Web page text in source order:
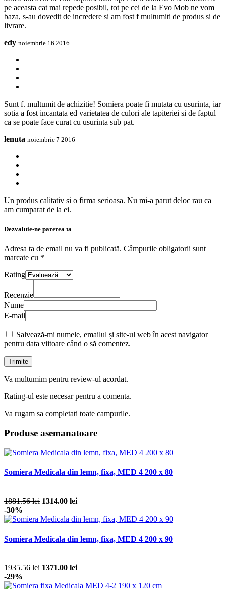
pe aceasta cat mai repede posibil, tot pe cei de la Evo Mob ne vom
baza, s-au dovedit de incredere si am fost f multumiti de produs si de
livrare.
edy noiembrie 16 2016
Sunt f. multumit de achizitie! Somiera poate fi mutata cu usurinta, iar
sotia a fost incantata ed varietatea de culori ale tapiteriei si de faptul
ca se poate face curat cu usurinta sub pat.
lenuta noiembrie 7 2016
Un produs calitativ si o firma serioasa. Nu mi-a parut deloc rau ca
am cumparat de la ei.
Dezvaluie-ne parerea ta
Adresa ta de email nu va fi publicată. Câmpurile obligatorii sunt
marcate cu *
Rating
Recenzie
Nume
E-mail
Salvează-mi numele, emailul și site-ul web în acest navigator
pentru data viitoare când o să comentez.
Va multumim pentru review-ul acordat.
Rating-ul este necesar pentru a comenta.
Va rugam sa completati toate campurile.
Produse asemanatoare
Somiera Medicala din lemn, fixa, MED 4 200 x 80
1881.56 lei 1314.00 lei
-30%
Somiera Medicala din lemn, fixa, MED 4 200 x 90
1935.56 lei 1371.00 lei
-29%